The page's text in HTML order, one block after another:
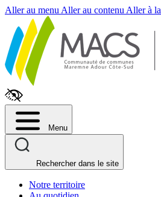
Aller au menu Aller au contenu Aller à
Menu
Rechercher dans le site
Notre territoire
Fenêtre
de
chat